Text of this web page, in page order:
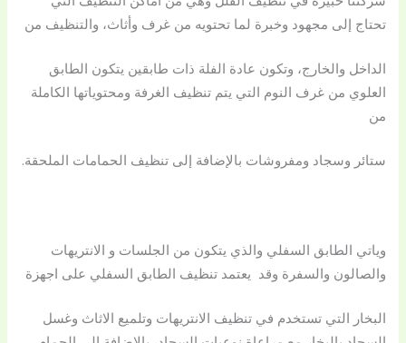
تحتاج إلى مجهود وخبرة لما تحتويه من غرف وأثاث، والتنظيف من
الداخل والخارج، وتكون عادة الفلة ذات طابقين يتكون الطابق
العلوي من غرف النوم التي يتم تنظيف الغرفة ومحتوياتها الكاملة
من
ستائر وسجاد ومفروشات بالإضافة إلى تنظيف الحمامات الملحقة.
وياتي الطابق السفلي والذي يتكون من الجلسات و الانتريهات
والصالون والسفرة وقد يعتمد تنظيف الطابق السفلي على اجهزة
البخار التي تستخدم في تنظيف الانتريهات وتلميع الاثاث وغسل